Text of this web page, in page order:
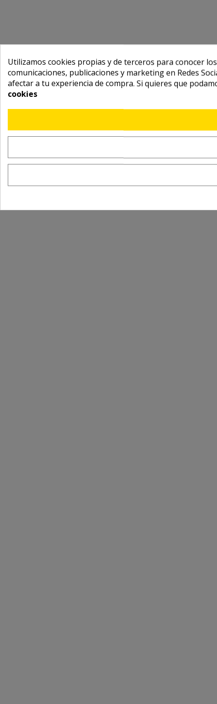
Utilizamos cookies propias y de terceros para conocer
comunicaciones, publicaciones y marketing en Redes
afectar a tu experiencia de compra. Si quieres que
cookies